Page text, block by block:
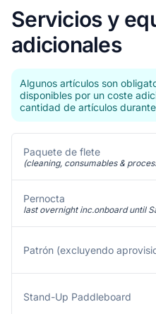
Servicios y
adicionales
Algunos artículos son
disponibles por un coste
cantidad de artículos
Paquete de flete
(cleaning, consumables &
Pernocta
last overnight inc.onboard until
Patrón (excluyendo
Stand-Up Paddleboard